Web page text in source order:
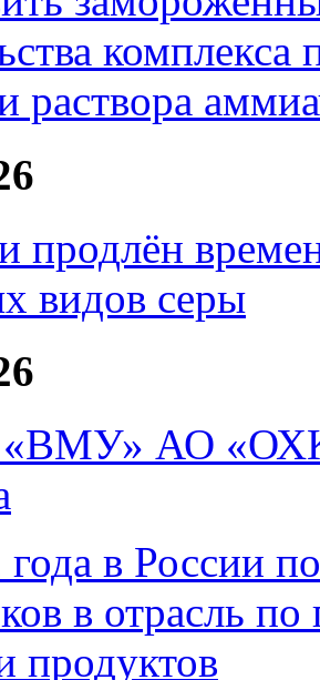
комплекса
раствора
продлён
видов серы
АО «ОХК
в России
в отрасль
продуктов